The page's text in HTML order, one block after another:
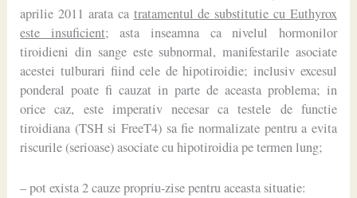
aprilie 2011 arata ca tratamentul de substitutie cu Euthyrox
este insuficient; asta inseamna ca nivelul hormonilor
tiroidieni din sange este subnormal, manifestarile asociate
acestei tulburari fiind cele de hipotiroidie; inclusiv excesul
ponderal poate fi cauzat in parte de aceasta problema; in
orice caz, este imperativ necesar ca testele de functie
tiroidiana (TSH si FreeT4) sa fie normalizate pentru a evita
riscurile (serioase) asociate cu hipotiroidia pe termen lung;
– pot exista 2 cauze propriu-zise pentru aceasta situatie: